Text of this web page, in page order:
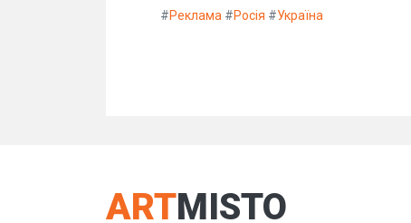
#Реклама #Росія #Україна
ARTMISTO